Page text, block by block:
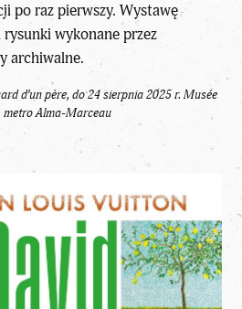
po raz pierwszy. Wystawę
wykonane przez
archiwalne.
d’un père, do 24 sierpnia 2025 r. Musée
metro Alma-Marceau